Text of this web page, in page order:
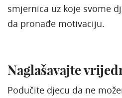
smjernica uz koje svome
da pronađe motivaciju.
Naglašavajte
Podučite djecu da ne